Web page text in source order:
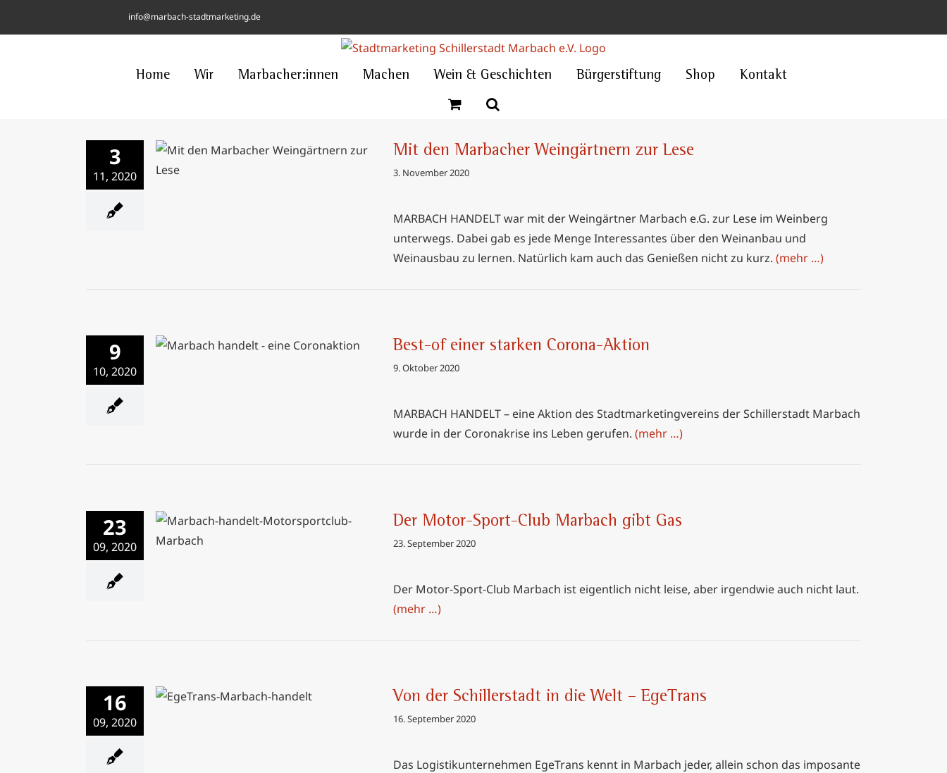
info@marbach-stadtmarketing.de
Home Wir Marbacher:innen Machen Wein & Geschichten Bürgerstiftung Shop Kontakt
3
11, 2020
Mit den Marbacher Weingärtnern zur Lese
3. November 2020
MARBACH HANDELT war mit der Weingärtner Marbach e.G. zur Lese im Weinberg
unterwegs. Dabei gab es jede Menge Interessantes über den Weinanbau und
Weinausbau zu lernen. Natürlich kam auch das Genießen nicht zu kurz. (mehr …)
9
10, 2020
Best-of einer starken Corona-Aktion
9. Oktober 2020
MARBACH HANDELT – eine Aktion des Stadtmarketingvereins der Schillerstadt Marbach
wurde in der Coronakrise ins Leben gerufen. (mehr …)
23
09, 2020
Der Motor-Sport-Club Marbach gibt
Der Motor-Sport-Club Marbach gibt Gas
23. September 2020
Der Motor-Sport-Club Marbach ist eigentlich nicht leise, aber irgendwie auch nicht laut.
(mehr …)
16
09, 2020
Von der Schillerstadt in die Welt –
Von der Schillerstadt in die Welt – EgeTrans
16. September 2020
Das Logistikunternehmen EgeTrans kennt in Marbach jeder, allein schon das imposante